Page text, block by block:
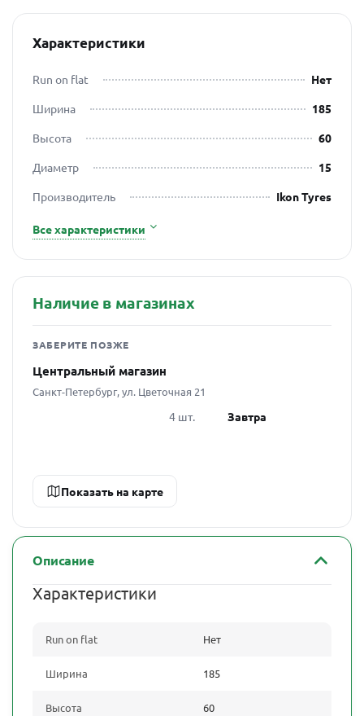
Характеристики
Run on flat
Нет
Ширина
185
Высота
60
Диаметр
15
Производитель
Ikon Tyres
Все характеристики
Наличие в магазинах
ЗАБЕРИТЕ ПОЗЖЕ
Центральный магазин
Санкт-Петербург, ул. Цветочная 21
4 шт. Завтра
Показать на карте
Описание
Характеристики
Run on flat Нет
Ширина 185
Высота 60